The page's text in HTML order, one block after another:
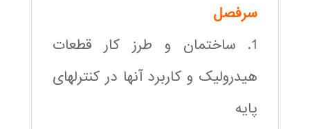
سرفصل
1. ساختمان و طرز کار قطعات
هیدرولیک و کاربرد آنها در کنترلهای
پایه